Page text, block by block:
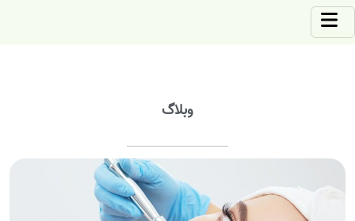
وبلاگ